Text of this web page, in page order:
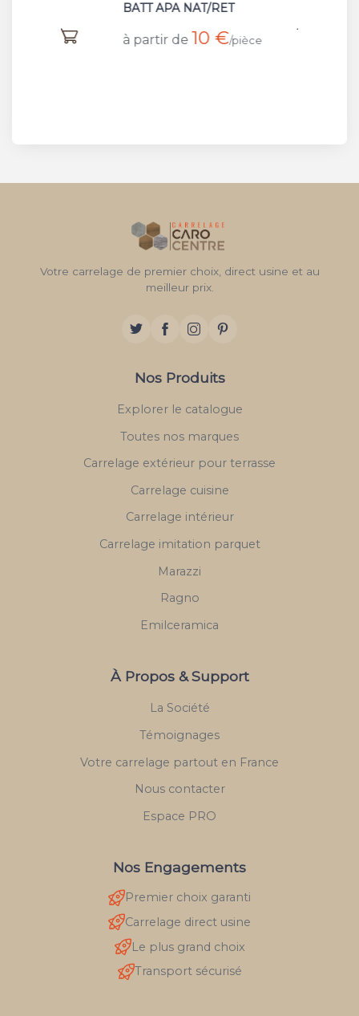
BATT APA NAT/RET
à partir de 10 € /pièce
Votre carrelage de premier choix, direct usine et au
meilleur prix.
Nos Produits
Explorer le catalogue
Toutes nos marques
Carrelage extérieur pour terrasse
Carrelage cuisine
Carrelage intérieur
Carrelage imitation parquet
Marazzi
Ragno
Emilceramica
À Propos & Support
La Société
Témoignages
Votre carrelage partout en France
Nous contacter
Espace PRO
Nos Engagements
Premier choix garanti
Carrelage direct usine
Le plus grand choix
Transport sécurisé